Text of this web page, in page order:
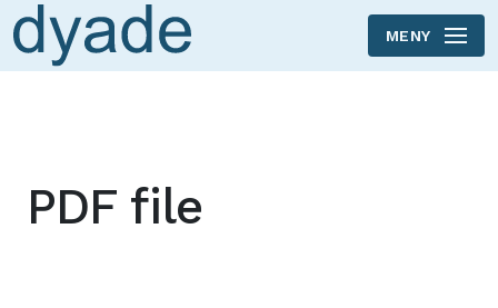
Skip to main content
MENY
PDF file